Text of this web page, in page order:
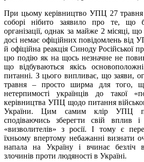
При цьому керівництво УПЦ 27
соборі нібито заявило про те, що
організації, однак за майже 2 місяці,
досі немає офіційних повідомлень від
й офіційна реакція Синоду Російської
цю подію як на щось незначне не
що відбуваються якісь
питанні. З цього випливає, що заяви,
травня – просто ширма для того,
нетерпимості українців до такої
керівництва УПЦ щодо питання
України. Цим самим клір УПЦ
сподіваючись зберегти свій вплив і
«визволителів» з росії. І тому є
їхньому впертому небажанні визнати
напала на Україну і вчинає безліч
злочинів проти людяності в Україні.